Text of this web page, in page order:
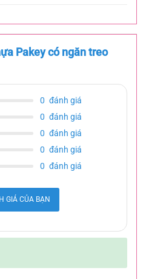
Pakey có ngăn treo
0 đánh giá
0 đánh giá
0 đánh giá
0 đánh giá
0 đánh giá
GIÁ CỦA BẠN